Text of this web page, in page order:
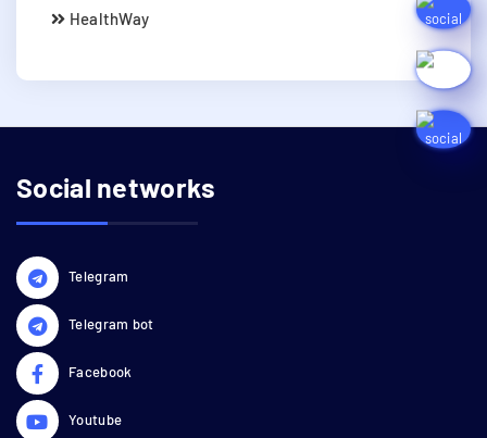
HealthWay
Social networks
Telegram
Telegram bot
Facebook
Youtube